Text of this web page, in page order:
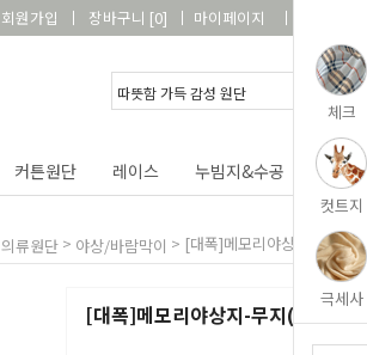
체크
컷트지
극세사
회원가입 장바구니 [0] 마이페이지
커튼원단 레이스 누빔지&수공 DIY&
의류원단 > 야상/바람막이 > [대폭]메모리야상지-무지(딥
[대폭]메모리야상지-무지(딥네이비